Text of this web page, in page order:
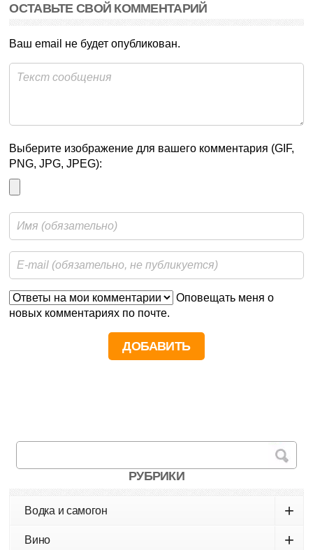
ОСТАВЬТЕ СВОЙ КОММЕНТАРИЙ
Ваш email не будет опубликован.
Выберите изображение для вашего комментария (GIF,
PNG, JPG, JPEG):
Оповещать меня о
новых комментариях по почте.
РУБРИКИ
Водка и самогон +
Вино +